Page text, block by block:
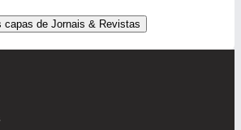
capas de Jornais & Revistas